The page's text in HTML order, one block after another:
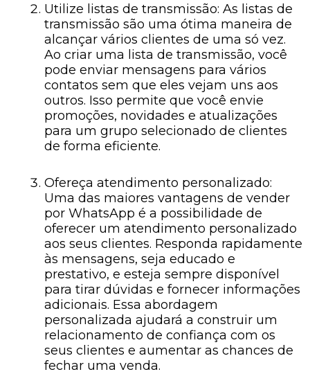
Utilize listas de transmissão: As listas de
transmissão são uma ótima maneira de
alcançar vários clientes de uma só vez.
Ao criar uma lista de transmissão, você
pode enviar mensagens para vários
contatos sem que eles vejam uns aos
outros. Isso permite que você envie
promoções, novidades e atualizações
para um grupo selecionado de clientes
de forma eficiente.
Ofereça atendimento personalizado:
Uma das maiores vantagens de vender
por WhatsApp é a possibilidade de
oferecer um atendimento personalizado
aos seus clientes. Responda rapidamente
às mensagens, seja educado e
prestativo, e esteja sempre disponível
para tirar dúvidas e fornecer informações
adicionais. Essa abordagem
personalizada ajudará a construir um
relacionamento de confiança com os
seus clientes e aumentar as chances de
fechar uma venda.